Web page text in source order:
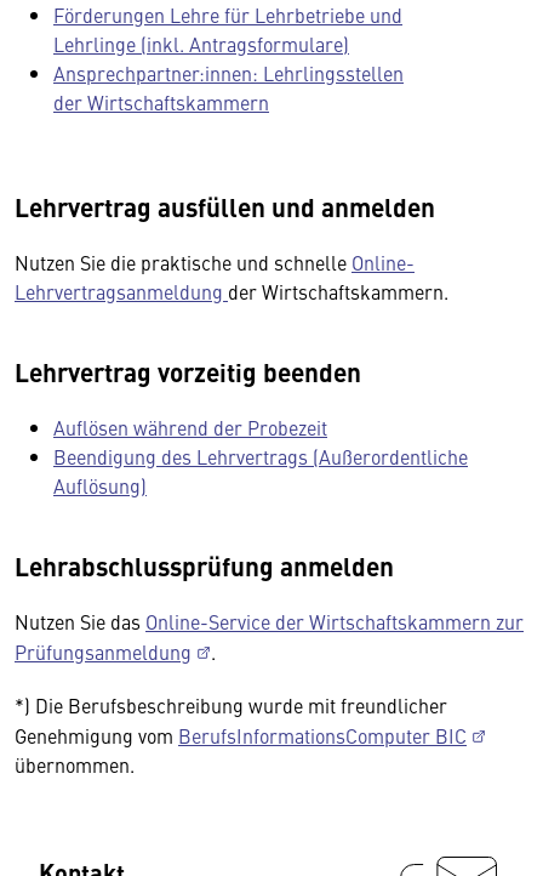
Förderungen Lehre für Lehrbetriebe und
Lehrlinge (inkl. Antragsformulare)
Ansprechpartner:innen: Lehrlingsstellen
der Wirtschaftskammern
Lehrvertrag ausfüllen und anmelden
Nutzen Sie die praktische und schnelle Online-
Lehrvertragsanmeldung der Wirtschaftskammern.
Lehrvertrag vorzeitig beenden
Auflösen während der Probezeit
Beendigung des Lehrvertrags (Außerordentliche
Auflösung)
Lehrabschlussprüfung anmelden
Nutzen Sie das Online-Service der Wirtschaftskammern zur
Prüfungsanmeldung
.
*) Die Berufsbeschreibung wurde mit freundlicher
Genehmigung vom BerufsInformationsComputer BIC
übernommen.